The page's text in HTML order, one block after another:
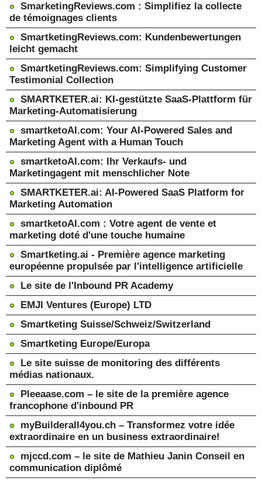
SmarketingReviews.com : Simplifiez la collecte
de témoignages clients
SmartketingReviews.com: Kundenbewertungen
leicht gemacht
SmartketingReviews.com: Simplifying Customer
Testimonial Collection
SMARTKETER.ai: KI-gestützte SaaS-Plattform für
Marketing-Automatisierung
smartketoAI.com: Your AI-Powered Sales and
Marketing Agent with a Human Touch
smartketoAI.com: Ihr Verkaufs- und
Marketingagent mit menschlicher Note
SMARTKETER.ai: AI-Powered SaaS Platform for
Marketing Automation
smartketoAI.com : Votre agent de vente et
marketing doté d'une touche humaine
Smartketing.ai - Première agence marketing
européenne propulsée par l'intelligence artificielle
Le site de l'Inbound PR Academy
EMJI Ventures (Europe) LTD
Smartketing Suisse/Schweiz/Switzerland
Smartketing Europe/Europa
Le site suisse de monitoring des différents
médias nationaux.
Pleeaase.com – le site de la première agence
francophone d'inbound PR
myBuilderall4you.ch – Transformez votre idée
extraordinaire en un business extraordinaire!
mjccd.com – le site de Mathieu Janin Conseil en
communication diplômé